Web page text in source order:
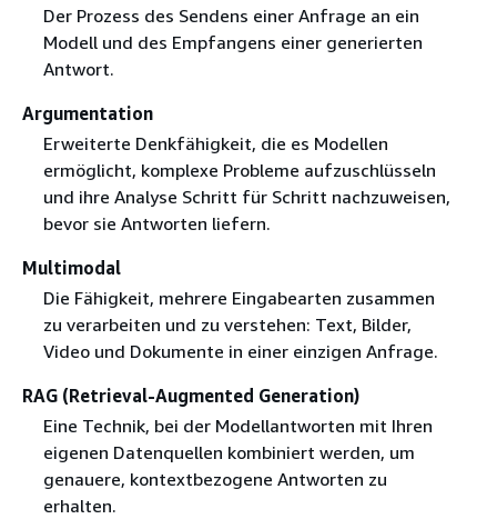
Der Prozess des Sendens einer Anfrage an ein
Modell und des Empfangens einer generierten
Antwort.
Argumentation
Erweiterte Denkfähigkeit, die es Modellen
ermöglicht, komplexe Probleme aufzuschlüsseln
und ihre Analyse Schritt für Schritt nachzuweisen,
bevor sie Antworten liefern.
Multimodal
Die Fähigkeit, mehrere Eingabearten zusammen
zu verarbeiten und zu verstehen: Text, Bilder,
Video und Dokumente in einer einzigen Anfrage.
RAG (Retrieval-Augmented Generation)
Eine Technik, bei der Modellantworten mit Ihren
eigenen Datenquellen kombiniert werden, um
genauere, kontextbezogene Antworten zu
erhalten.